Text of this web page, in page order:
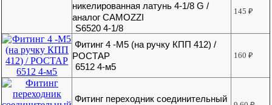
никелированная латунь 4-1/8 G /
аналог CAMOZZI
S6520 4-1/8
145₽
Фитинг 4 -М5 (на ручку КПП 412) /
РОСТАР
6512 4-м5
160₽
Фитинг переходник соединительный